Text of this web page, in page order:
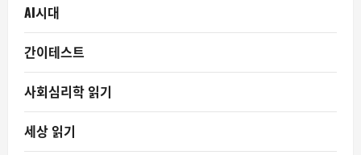
AI시대
간이테스트
사회심리학 읽기
세상 읽기